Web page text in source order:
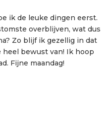
ik de leuke dingen eerst.
overblijven, wat dus
Zo blijf ik gezellig in dat
heel bewust van! Ik hoop
Fijne maandag!